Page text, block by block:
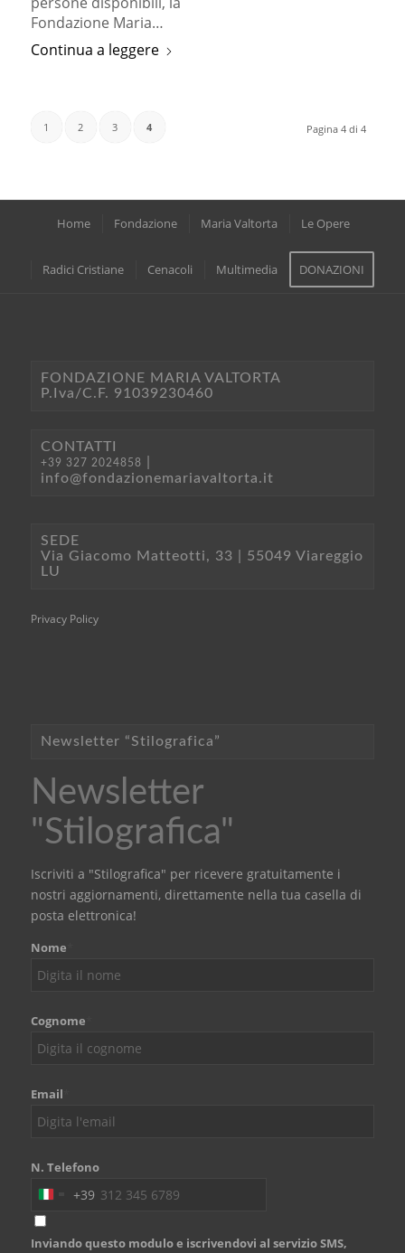
Fondazione Maria…
Continua a leggere
Pagina 4 di 4
1 2 3 4
Home Fondazione Maria Valtorta Le Opere
Radici Cristiane Cenacoli Multimedia DONAZIONI
FONDAZIONE MARIA VALTORTA
P.Iva/C.F. 91039230460
CONTATTI
+39 327 2024858
info@fondazionemariavaltorta.it
SEDE
Via Giacomo Matteotti, 33 | 55049 Viareggio
LU
Privacy Policy
Newsletter “Stilografica”
Newsletter
"Stilografica"
Iscriviti a "Stilografica" per ricevere gratuitamente i
nostri aggiornamenti, direttamente nella tua casella di
posta elettronica!
Nome
Cognome
Email
N. Telefono
Italy
+39
+39
Inviando questo modulo e iscrivendovi al servizio SMS,